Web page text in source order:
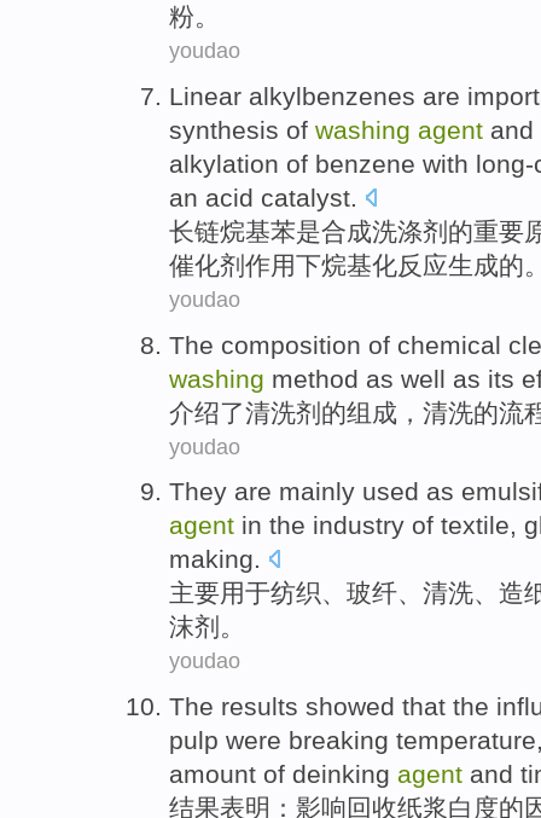
粉。
youdao
Linear alkylbenzenes are
synthesis of washing agent
alkylation of benzene with long-
an acid catalyst.
长链烷基苯是合成洗涤剂 的重要
催化剂作用下烷基化反应生成的
youdao
The composition of chemical
washing method as well as its
介绍了清洗剂 的组成 ， 清洗的流
youdao
They are mainly used as
agent in the industry of textile,
making.
主要用于纺织、 玻纤、 清洗、造
沫剂。
youdao
The results showed that the
pulp were breaking temperature
amount of deinking agent and
结果表明 ： 影响回收纸浆白 度的